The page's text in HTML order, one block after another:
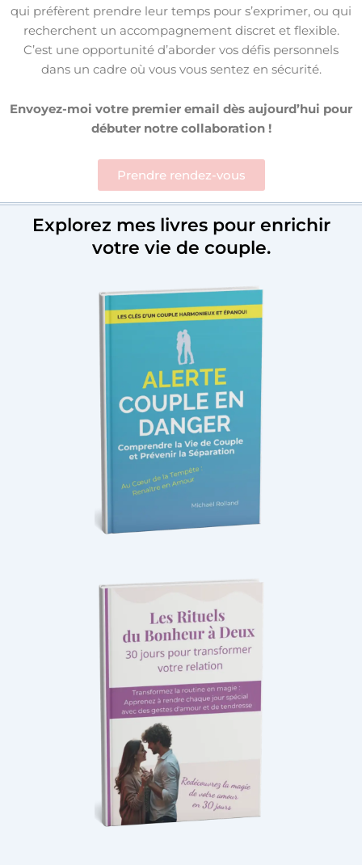
qui préfèrent prendre leur temps pour s’exprimer, ou qui
recherchent un accompagnement discret et flexible.
C’est une opportunité d’aborder vos défis personnels
dans un cadre où vous vous sentez en sécurité.
Envoyez-moi votre premier email dès aujourd’hui pour
débuter notre collaboration !
Prendre rendez-vous
Explorez mes livres pour enrichir
votre vie de couple.